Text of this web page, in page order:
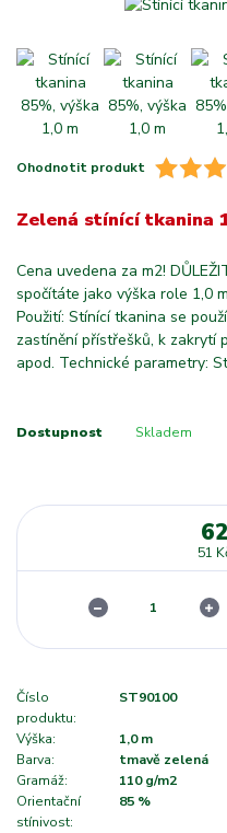
Ohodnotit produkt
Zelená stínící tkanina
Cena uvedena za m2!
spočítáte jako výška role 1,0
Použití: Stínící tkanina se
zastínění přístřešků, k zakrytí
apod. Technické parametry:
Dostupnost Skladem
51
Číslo
produktu:
ST90100
Výška:
1,0 m
Barva:
tmavě zelená
Gramáž:
110 g/m2
Orientační
stínivost:
85 %